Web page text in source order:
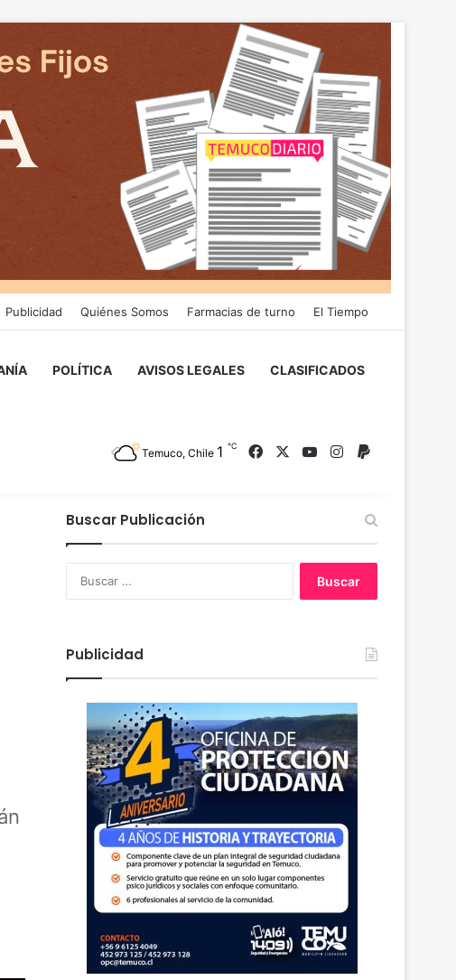
Publicidad Quiénes Somos Farmacias de turno El Tiempo
POLÍTICA AVISOS LEGALES CLASIFICADOS
Temuco, Chile 1 ℃ Facebook YouTubeInstagram
Buscar Publicación
Publicidad